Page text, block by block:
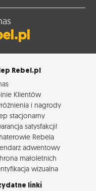
Rebel.pl
Klientów
i nagrody
stacjonarny
satysfakcji!
Rebela
adwentowy
małoletnich
wizualna
linki